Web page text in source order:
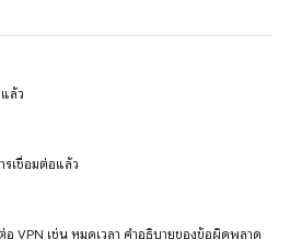
ล้ว
รเชื่อมต่อแล้ว
อ VPN เช่น หมดเวลา คำอธิบายของข้อผิดพลาด